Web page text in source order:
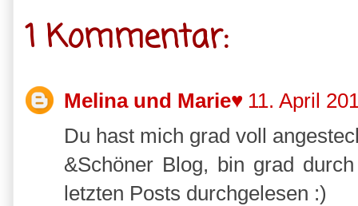
1 Kommentar:
Melina und Marie♥ 11. April
Du hast mich grad voll
&Schöner Blog, bin grad
letzten Posts durchgelesen :)